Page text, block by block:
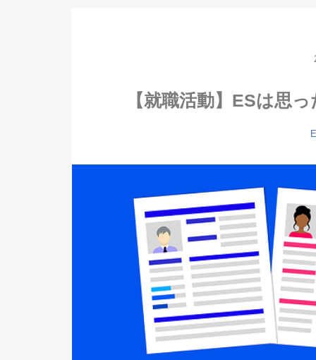
【就職活動】ESは思